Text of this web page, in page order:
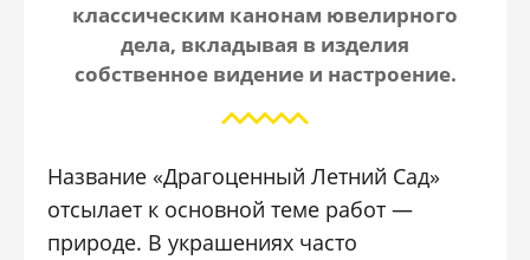
классическим канонам ювелирного
дела, вкладывая в изделия
собственное видение и настроение.
Название «Драгоценный Летний Сад»
отсылает к основной теме работ —
природе. В украшениях часто